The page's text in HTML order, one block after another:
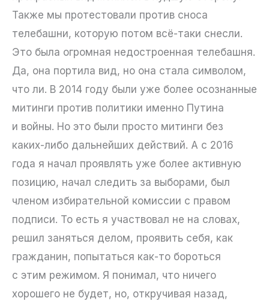
Также мы протестовали против сноса
телебашни, которую потом всё-таки снесли.
Это была огромная недостроенная телебашня.
Да, она портила вид, но она стала символом,
что ли. В 2014 году были уже более осознанные
митинги против политики именно Путина
и войны. Но это были просто митинги без
каких-либо дальнейших действий. А с 2016
года я начал проявлять уже более активную
позицию, начал следить за выборами, был
членом избирательной комиссии с правом
подписи. То есть я участвовал не на словах,
решил заняться делом, проявить себя, как
гражданин, попытаться как-то бороться
с этим режимом. Я понимал, что ничего
хорошего не будет, но, откручивая назад,